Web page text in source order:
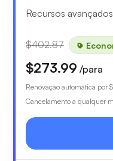
Recursos
$402.87
$273.99 /para
Renovação automática por
Cancelamento a qualquer